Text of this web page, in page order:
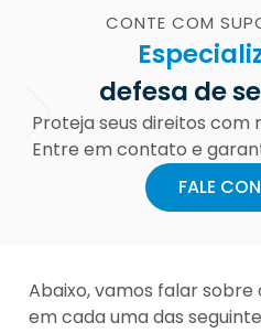
CONTE COM
defesa de
Proteja seus direitos com
Entre em contato e
FALE
Abaixo, vamos falar
em cada uma das